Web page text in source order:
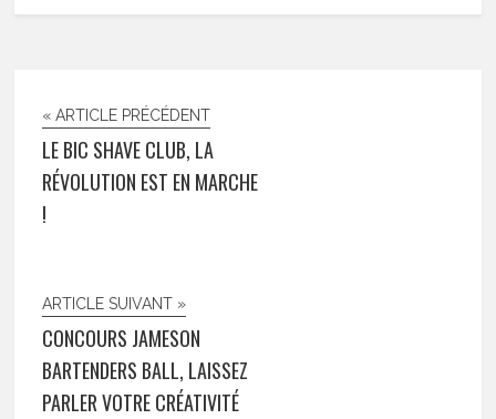
« ARTICLE PRÉCÉDENT
LE BIC SHAVE CLUB, LA
RÉVOLUTION EST EN MARCHE
!
ARTICLE SUIVANT »
CONCOURS JAMESON
BARTENDERS BALL, LAISSEZ
PARLER VOTRE CRÉATIVITÉ